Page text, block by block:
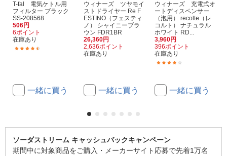
T-fal 電気ケトル用
フィルター ブラック
SS-208568
506円
6ポイント
在庫あり
一緒に買う
ウィナーズ ツヤモイ
ストドライヤー Re F
ESTINO（フェスティ
ノ） シャイニーブラ
ウン FDR1BR
26,360円
2,636ポイント
在庫あり
一緒に買う
ウィナーズ 充電式オ
ートディスペンサー
（泡用） recolte（レ
コルト） ナチュラル
ホワイト RD...
3,960円
396ポイント
在庫あり
一緒に買う
ソーダストリーム キャッシュバックキャンペーン
期間中に対象商品をご購入・メーカーサイト応募で先着1万名